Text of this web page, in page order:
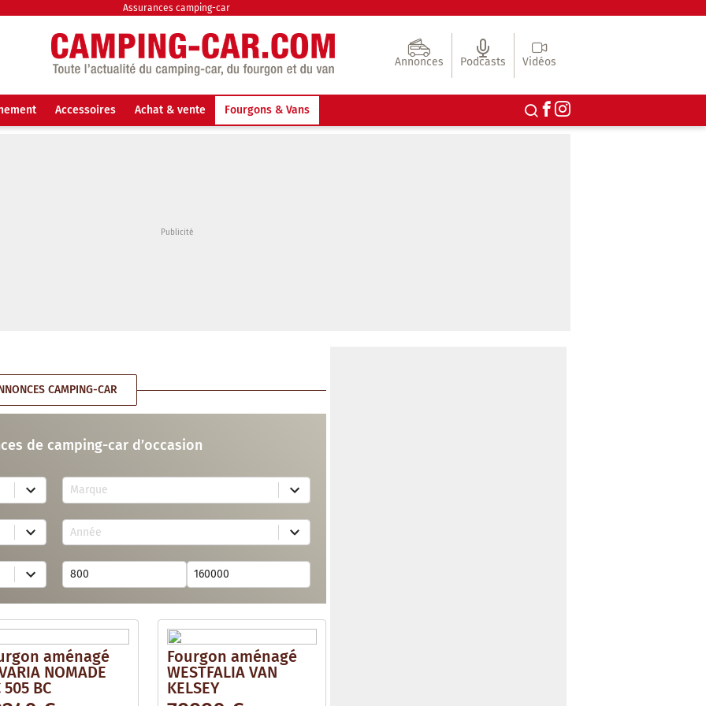
Assurances camping-car
Annonces Podcasts Vidéos
Accessoires Achat & vente Fourgons & Vans
CAMPING-CAR
de camping-car d’occasion
Marque
7
r
t
a
i
a
b
l
Année
2
r
e
t
s
a
v
a
i
l
aménagé
NOMADE
505 BC
Fourgon aménagé
WESTFALIA VAN
KELSEY